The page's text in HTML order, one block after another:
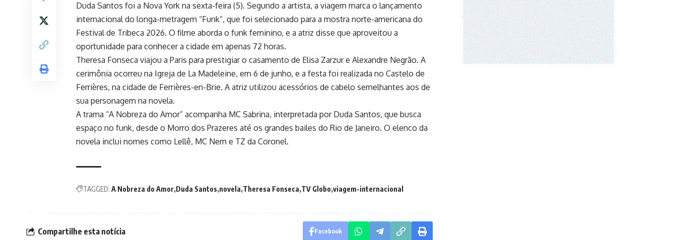
Duda Santos foi a Nova York na sexta-feira (5). Segundo a artista, a viagem marca o lançamento
internacional do longa-metragem “Funk”, que foi selecionado para a mostra norte-americana do
Festival de Tribeca 2026. O filme aborda o funk feminino, e a atriz disse que aproveitou a
oportunidade para conhecer a cidade em apenas 72 horas.
Theresa Fonseca viajou a Paris para prestigiar o casamento de Elisa Zarzur e Alexandre Negrão. A
cerimônia ocorreu na Igreja de La Madeleine, em 6 de junho, e a festa foi realizada no Castelo de
Ferrières, na cidade de Ferrières-en-Brie. A atriz utilizou acessórios de cabelo semelhantes aos de
sua personagem na novela.
A trama “A Nobreza do Amor” acompanha MC Sabrina, interpretada por Duda Santos, que busca
espaço no funk, desde o Morro dos Prazeres até os grandes bailes do Rio de Janeiro. O elenco da
novela inclui nomes como Lellê, MC Nem e TZ da Coronel.
TAGGED: A Nobreza do Amor Duda Santos novela Theresa Fonseca TV Globo viagem-internacional
Compartilhe esta notícia Facebook